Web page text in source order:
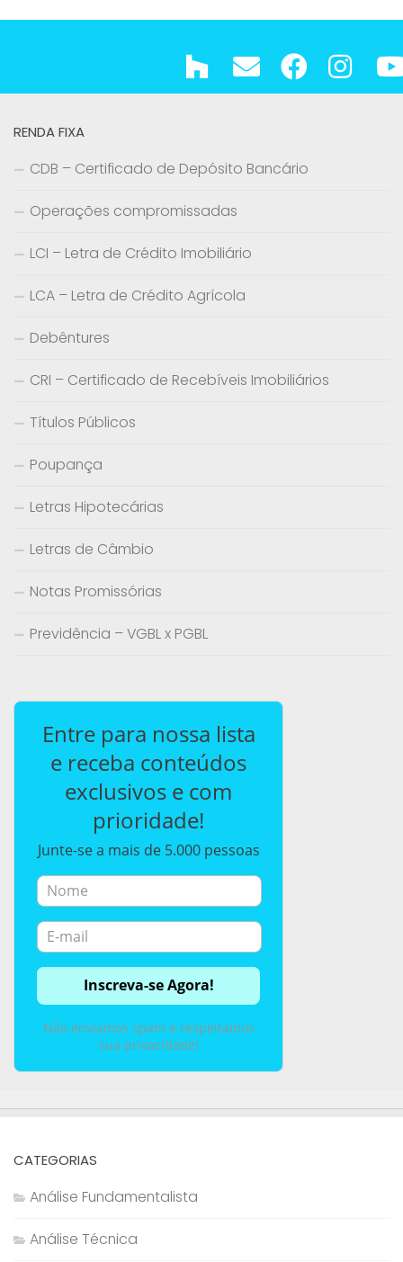
RENDA FIXA
CDB – Certificado de Depósito Bancário
Operações compromissadas
LCI – Letra de Crédito Imobiliário
LCA – Letra de Crédito Agrícola
Debêntures
CRI – Certificado de Recebíveis Imobiliários
Títulos Públicos
Poupança
Letras Hipotecárias
Letras de Câmbio
Notas Promissórias
Previdência – VGBL x PGBL
Entre para nossa lista
e receba conteúdos
exclusivos e com
prioridade!
Junte-se a mais de 5.000 pessoas
Não enviamos spam e respeitamos
sua privacidade!
CATEGORIAS
Análise Fundamentalista
Análise Técnica